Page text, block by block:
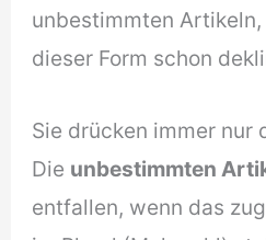
unbestimmten
dieser Form schon
Sie drücken immer nur
Die unbestimmten
entfallen, wenn das